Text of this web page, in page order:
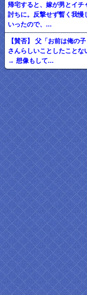
帰宅すると、嫁が男とイチ
討ちに。反撃せず暫く我慢
いったので、...
【賛否】 父「お前は俺の
さんらしいことしたことな
→ 想像もして...